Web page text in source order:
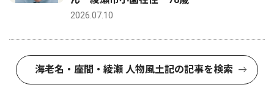
2026.07.10
海老名・座間・綾瀬 人物風土記の記事を検索